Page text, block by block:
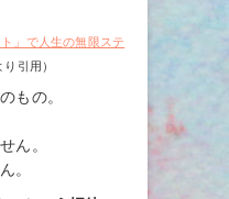
」で人生の無限ステ
引用）
もの。
ん。
。